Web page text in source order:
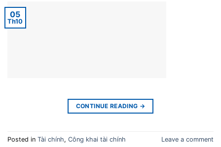
05
Th10
CONTINUE READING →
Posted in Tài chính, Công khai tài chính Leave a comment